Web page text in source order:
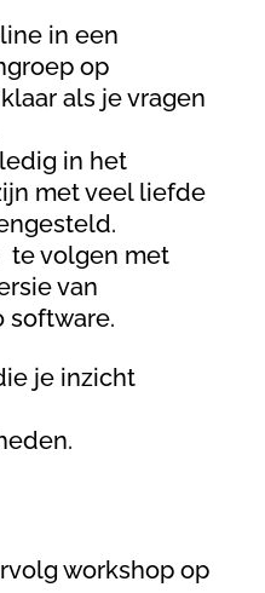
in een
op
als je vragen
in het
met veel liefde
te volgen met
van
software.
je inzicht
workshop op